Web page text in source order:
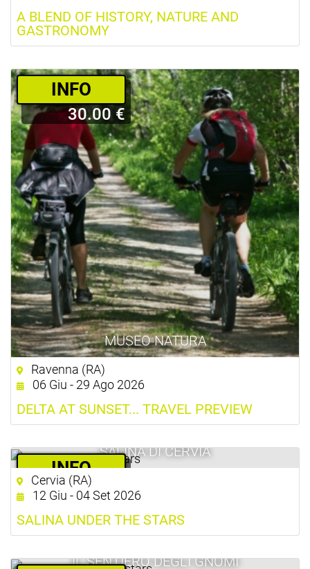
A BLEND OF HISTORY, NATURE AND
GASTRONOMY
MUSEO NATURA
­INFO
30.00 €
Ravenna (RA)
06 Giu - 29 Ago 2026
DELTA AT SUNSET... TRAVEL PREVIEW
SALINA DI CERVIA
­INFO
18.00 €
Cervia (RA)
12 Giu - 04 Set 2026
SALINA UNDER THE STARS
IL SENTIERO DEGLI GNOMI